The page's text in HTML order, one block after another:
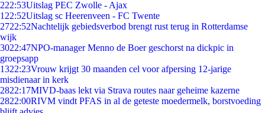
222:53Uitslag PEC Zwolle - Ajax
1 22:52Uitslag sc Heerenveen - FC Twente
2722:52Nachtelijk gebiedsverbod brengt rust terug in Rotterdamse
wijk
3022:47NPO-manager Menno de Boer geschorst na dickpic in
groepsapp
1322:23Vrouw krijgt 30 maanden cel voor afpersing 12-jarige
misdienaar in kerk
2822:17MIVD-baas lekt via Strava routes naar geheime kazerne
2822:00RIVM vindt PFAS in al de geteste moedermelk, borstvoeding